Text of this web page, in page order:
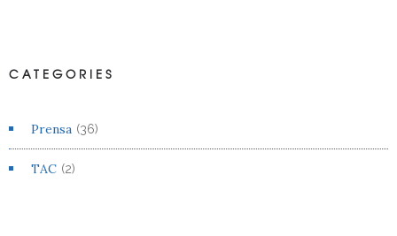
CATEGORIES
Prensa (36)
TAC (2)